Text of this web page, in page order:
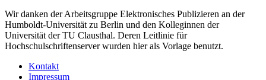
Wir danken der Arbeitsgruppe Elektronisches Publizieren an der
Humboldt-Universität zu Berlin und den Kolleginnen der
Universität der TU Clausthal. Deren Leitlinie für
Hochschulschriftenserver wurden hier als Vorlage benutzt.
Kontakt
Impressum